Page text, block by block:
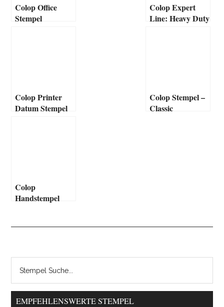
Colop Office
Stempel
Colop Expert
Line: Heavy Duty
Colop Printer
Datum Stempel
Colop Stempel –
Classic
Colop
Handstempel
EMPFEHLENSWERTE STEMPEL